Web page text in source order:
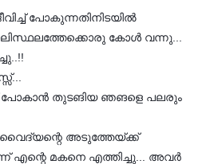
പോകുന്നതിനിടയിൽ
കോൾ വന്നു...
പോകാൻ തുടങിയ ഞങളെ പലരും
വൈദ്യന്റെ അടുത്തേയ്ക്ക്
എന്റെ മകനെ എത്തിച്ചു... അവർ